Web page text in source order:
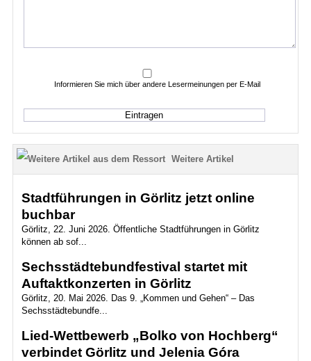
Informieren Sie mich über andere Lesermeinungen per E-Mail
Weitere Artikel
Stadtführungen in Görlitz jetzt online
buchbar
Görlitz, 22. Juni 2026. Öffentliche Stadtführungen in Görlitz
können ab sof...
Sechsstädtebundfestival startet mit
Auftaktkonzerten in Görlitz
Görlitz, 20. Mai 2026. Das 9. „Kommen und Gehen“ – Das
Sechsstädtebundfe...
Lied-Wettbewerb „Bolko von Hochberg“
verbindet Görlitz und Jelenia Góra